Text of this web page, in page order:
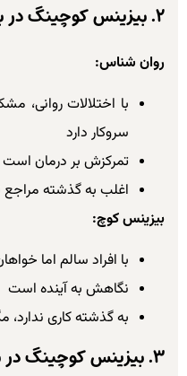
۲. بیزینس کوچینگ در برابر روان شناسی
روان شناس:
با اختلالات روانی،
سروکار دارد
تمرکزش بر درمان است
اغلب به گذشته مراجع
بیزینس کوچ:
با افراد سالم اما
نگاهش به آینده است
به گذشته کاری ندارد،
۳. بیزینس کوچینگ در برابر منتورینگ